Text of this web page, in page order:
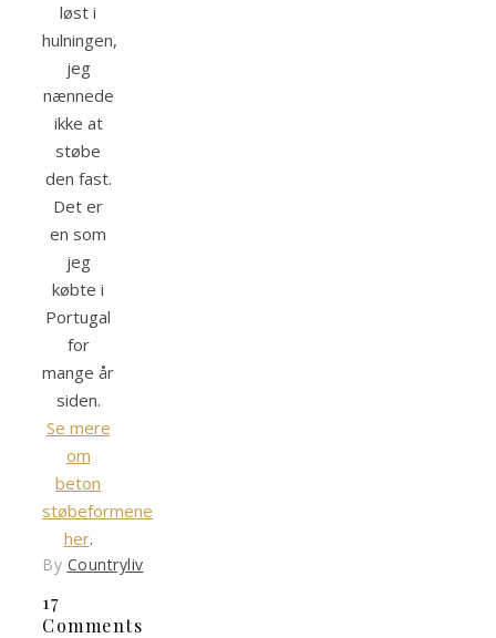
løst i
hulningen,
jeg
nænnede
ikke at
støbe
den fast.
Det er
en som
jeg
købte i
Portugal
for
mange år
siden.
Se mere
om
beton
støbeformene
her.
By Countryliv
17
Comments